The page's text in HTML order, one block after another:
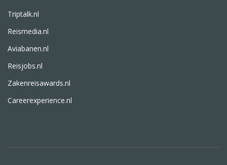
Triptalk.nl
Reismedia.nl
Aviabanen.nl
Reisjobs.nl
Zakenreisawards.nl
Careerexperience.nl